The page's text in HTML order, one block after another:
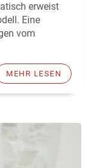
erweist
Eine
vom
MEHR LESEN